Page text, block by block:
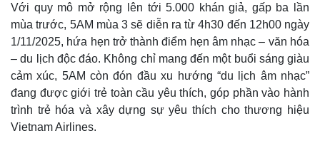
Với quy mô mở rộng lên tới 5.000 khán giả, gấp ba lần
mùa trước, 5AM mùa 3 sẽ diễn ra từ 4h30 đến 12h00 ngày
1/11/2025, hứa hẹn trở thành điểm hẹn âm nhạc – văn hóa
– du lịch độc đáo. Không chỉ mang đến một buổi sáng giàu
cảm xúc, 5AM còn đón đầu xu hướng “du lịch âm nhạc”
đang được giới trẻ toàn cầu yêu thích, góp phần vào hành
trình trẻ hóa và xây dựng sự yêu thích cho thương hiệu
Vietnam Airlines.